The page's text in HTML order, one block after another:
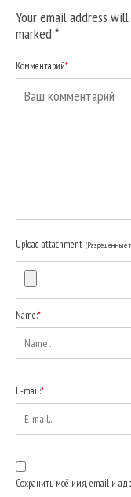
Your email address
marked*
Комментарий*
Upload attachment (Разрешенные
Name:*
E-mail:*
Сохранить моё имя, email и